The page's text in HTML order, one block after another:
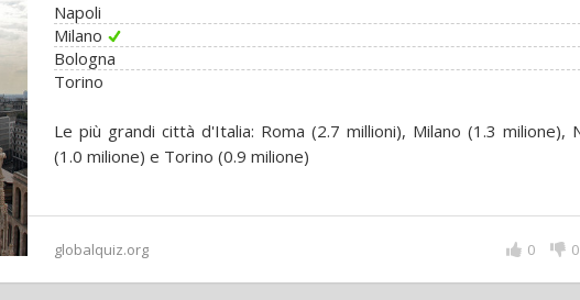
Napoli
Milano
Bologna
Torino
Le più grandi città d'Italia: Roma (2.7 millioni), Milano (1.3 milione),
(1.0 milione) e Torino (0.9 milione)
globalquiz.org 0
0